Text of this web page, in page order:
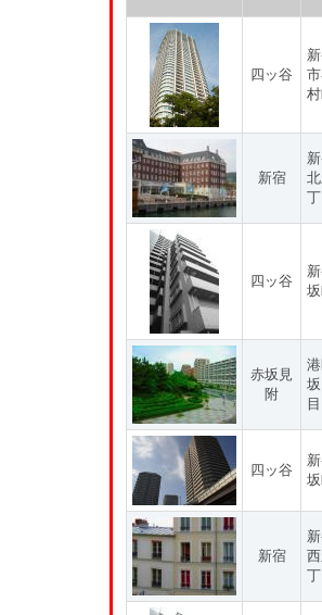
四ッ谷
新宿
四ッ谷
赤坂見
附
目
四ッ谷
新宿